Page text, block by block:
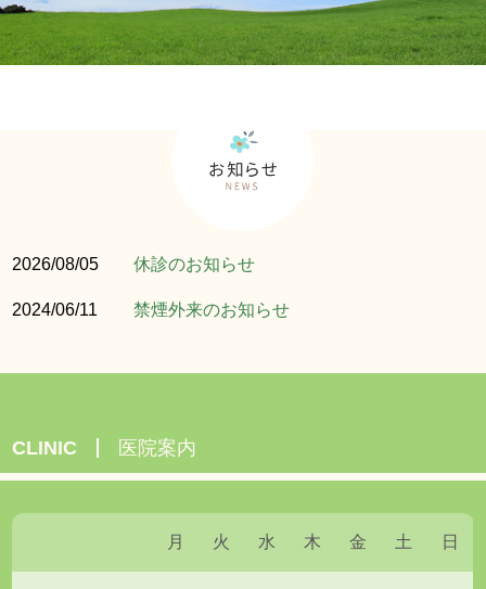
2026/08/05 休診のお知らせ
2024/06/11 禁煙外来のお知らせ
CLINIC 医院案内
月 火 水 木 金 土 日